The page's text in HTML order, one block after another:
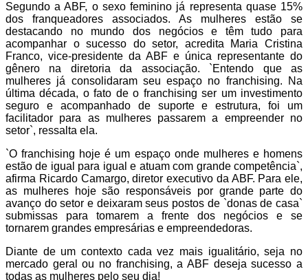
Segundo a ABF, o sexo feminino já representa quase 15%
dos franqueadores associados. As mulheres estão se
destacando no mundo dos negócios e têm tudo para
acompanhar o sucesso do setor, acredita Maria Cristina
Franco, vice-presidente da ABF e única representante do
gênero na diretoria da associação. `Entendo que as
mulheres já consolidaram seu espaço no franchising. Na
última década, o fato de o franchising ser um investimento
seguro e acompanhado de suporte e estrutura, foi um
facilitador para as mulheres passarem a empreender no
setor`, ressalta ela.
`O franchising hoje é um espaço onde mulheres e homens
estão de igual para igual e atuam com grande competência`,
afirma Ricardo Camargo, diretor executivo da ABF. Para ele,
as mulheres hoje são responsáveis por grande parte do
avanço do setor e deixaram seus postos de `donas de casa`
submissas para tomarem a frente dos negócios e se
tornarem grandes empresárias e empreendedoras.
Diante de um contexto cada vez mais igualitário, seja no
mercado geral ou no franchising, a ABF deseja sucesso a
todas as mulheres pelo seu dia!